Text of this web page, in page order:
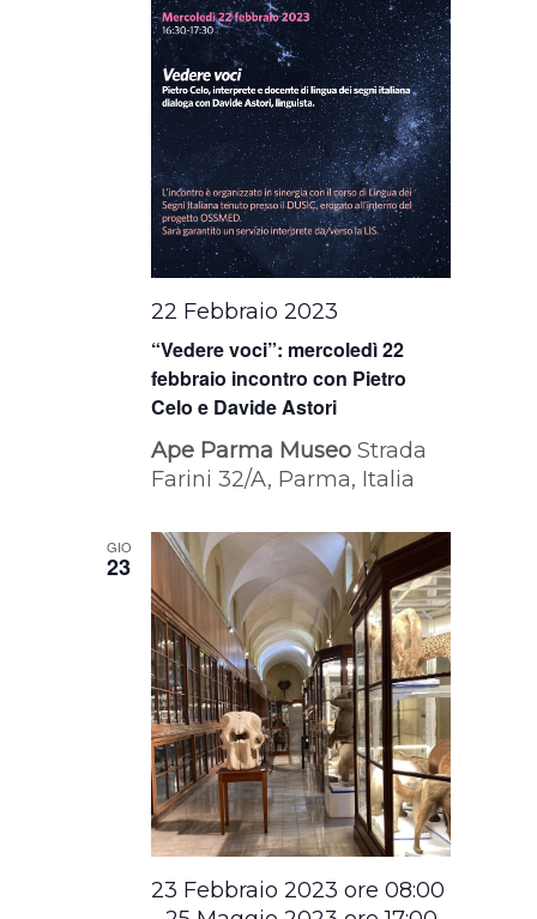
“Vedere voci”: mercoledì 22
febbraio incontro con Pietro
Celo e Davide Astori
22 Febbraio 2023
Ape Parma MuseoStrada
Farini 32/A, Parma, Italia
GIO
23
23 Febbraio 2023 ore 08:00